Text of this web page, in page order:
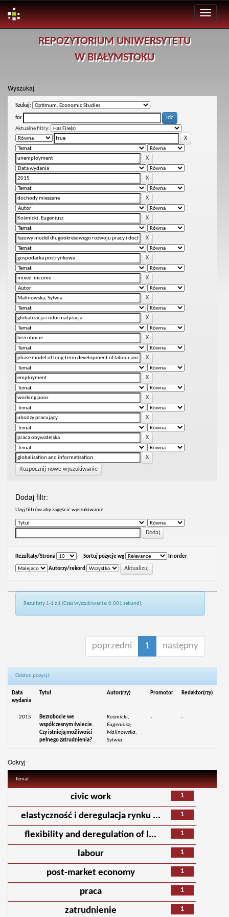
REPOZYTORIUM UNIWERSYTETU
W BIAŁYMSTOKU
Wyszukaj
Szukaj:
for
Aktualne filtry:
Rozpocznij nowe wyszukiwanie
Dodaj filtr:
Uzyj filtrów aby zagęścić wyszukiwanie.
Rezultaty/Strona Sortuj pozycje wg In order
Autorzy/rekord
Rezultaty 1-1 z 1 (Czas wyszukiwania: 0.001 sekund).
poprzedni 1 następny
Odsłon pozycji:
Data
wydania
Tytuł Autor(rzy) Promotor Redaktor(rzy)
2015
Bezrobocie we
współczesnym świecie.
Czy istnieją możliwości
pełnego zatrudnienia?
Kośmicki,
Eugeniusz;
Malinowska,
Sylwia
- -
Odkryj
Temat
1
civic work
1
elastyczność i deregulacja rynku ...
1
flexibility and deregulation of l...
1
labour
1
post-market economy
1
praca
1
zatrudnienie